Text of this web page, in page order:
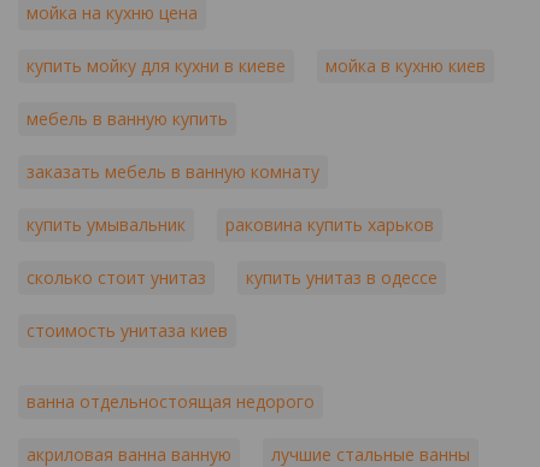
мойка на кухню цена
купить мойку для кухни в киеве мойка в кухню киев
мебель в ванную купить
заказать мебель в ванную комнату
купить умывальник раковина купить харьков
сколько стоит унитаз купить унитаз в одессе
стоимость унитаза киев
ванна отдельностоящая недорого
акриловая ванна ванную лучшие стальные ванны